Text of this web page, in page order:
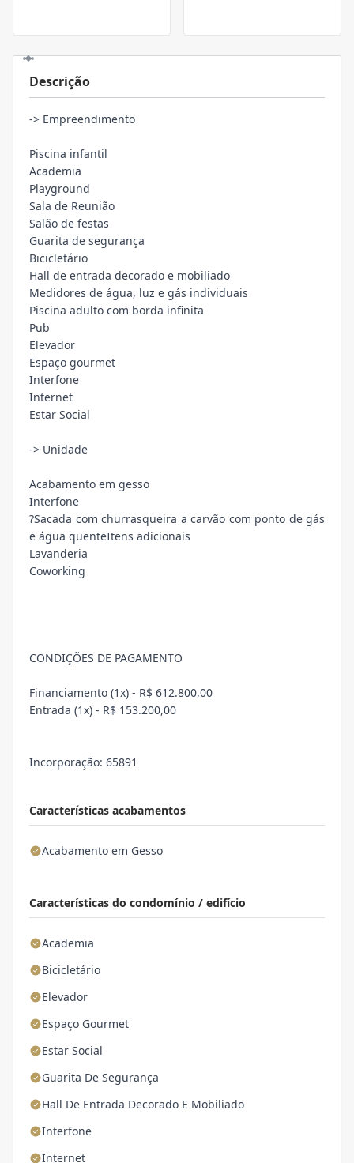
Características acabamentos
Acabamento em Gesso
Características do condomínio / edifício
Academia
Bicicletário
Elevador
Espaço Gourmet
Estar Social
Guarita De Segurança
Hall De Entrada Decorado E Mobiliado
Interfone
Internet
Descrição
-> Empreendimento
Piscina infantil
Academia
Playground
Sala de Reunião
Salão de festas
Guarita de segurança
Bicicletário
Hall de entrada decorado e mobiliado
Medidores de água, luz e gás individuais
Piscina adulto com borda infinita
Pub
Elevador
Espaço gourmet
Interfone
Internet
Estar Social
-> Unidade
Acabamento em gesso
Interfone
?Sacada com churrasqueira a carvão com ponto de gás
e água quenteItens adicionais
Lavanderia
Coworking
CONDIÇÕES DE PAGAMENTO
Financiamento (1x) - R$ 612.800,00
Entrada (1x) - R$ 153.200,00
Incorporação: 65891